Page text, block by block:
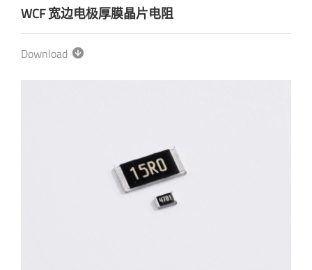
WCF 宽边电极厚膜晶片电阻
Download